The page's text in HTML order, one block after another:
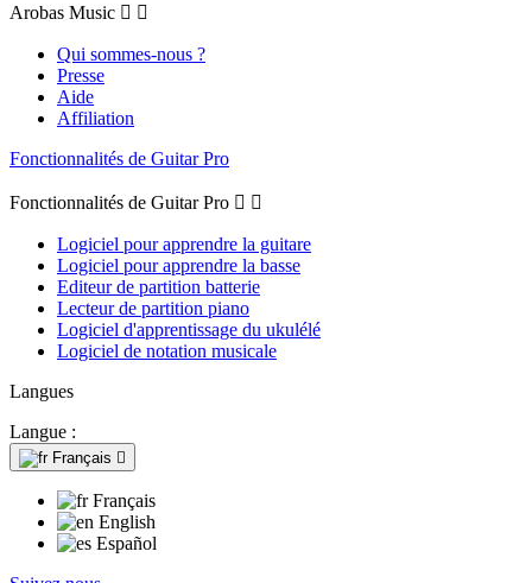
Arobas Music  
Qui sommes-nous ?
Presse
Aide
Affiliation
Fonctionnalités de Guitar Pro
Fonctionnalités de Guitar Pro  
Logiciel pour apprendre la guitare
Logiciel pour apprendre la basse
Editeur de partition batterie
Lecteur de partition piano
Logiciel d'apprentissage du ukulélé
Logiciel de notation musicale
Langues
Langue :
Français 
Français
English
Español